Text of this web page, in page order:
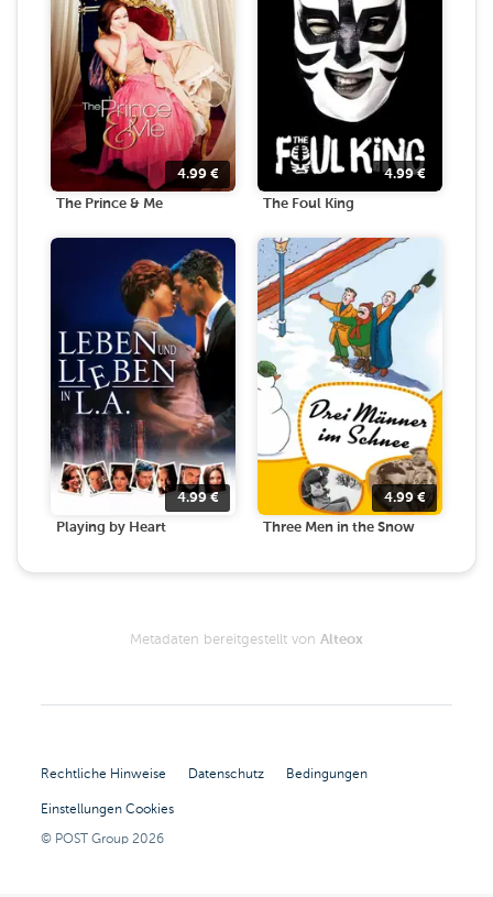
4.99 €
The Prince & Me
4.99€
The Foul King
4.99€
Playing by Heart
4.99€
Three Men in the Snow
Metadaten bereitgestellt von Alteox
Rechtliche Hinweise Datenschutz Bedingungen
Einstellungen Cookies
© POST Group2026